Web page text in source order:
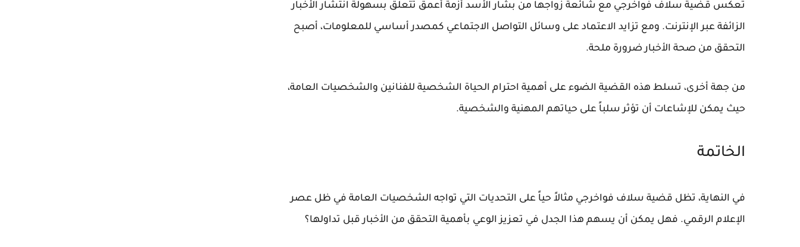
تعكس قضية سلاف فواخرجي مع شائعة زواجها من بشار الأسد أزمة أعمق تتعلق بسهولة انتشار الأخبار
الزائفة عبر الإنترنت. ومع تزايد الاعتماد على وسائل التواصل الاجتماعي كمصدر أساسي للمعلومات، أصبح
التحقق من صحة الأخبار ضرورة ملحة.
من جهة أخرى، تسلط هذه القضية الضوء على أهمية احترام الحياة الشخصية للفنانين والشخصيات العامة،
حيث يمكن للإشاعات أن تؤثر سلباً على حياتهم المهنية والشخصية.
الخاتمة
في النهاية، تظل قضية سلاف فواخرجي مثالاً حياً على التحديات التي تواجه الشخصيات العامة في ظل عصر
الإعلام الرقمي. فهل يمكن أن يسهم هذا الجدل في تعزيز الوعي بأهمية التحقق من الأخبار قبل تداولها؟